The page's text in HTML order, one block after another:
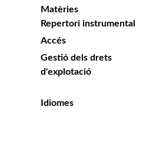
Matèries
Repertori instrumental
Accés
Gestió dels drets
d'explotació
Idiomes